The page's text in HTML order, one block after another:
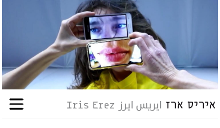
עבודות
אודות
שיתופי-פעולה
ארועים